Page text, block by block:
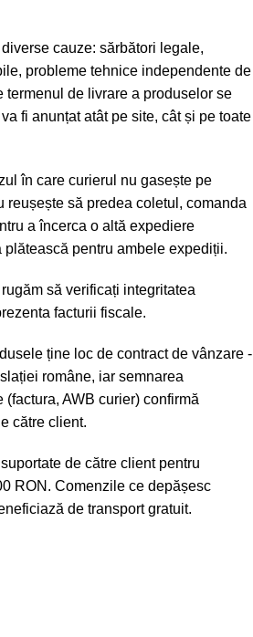
cauze: sărbători legale,
probleme tehnice independente de
termenul de livrare a produselor se
fi anunțat atât pe site, cât și pe toate
în care curierul nu gasește pe
reușește să predea coletul, comanda
a încerca o altă expediere
pentru ambele expediții.
să verificați integritatea
facturii fiscale.
ține loc de contract de vânzare -
române, iar semnarea
AWB curier) confirmă
către client.
de către client pentru
RON. Comenzile ce depășesc
de transport gratuit.